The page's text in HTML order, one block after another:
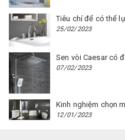
25/02/2023
Sen vòi Caesar có
07/02/2023
12/01/2023